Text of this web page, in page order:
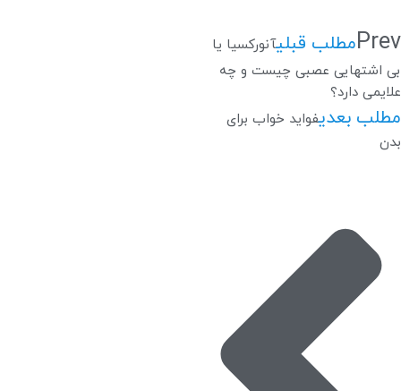
Prevمطلب قبلیآنورکسیا یا
بی اشتهایی عصبی چیست و چه
علایمی دارد؟
مطلب بعدیفواید خواب برای
بدن